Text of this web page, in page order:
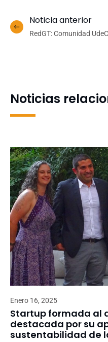
Noticia anterior
RedGT: Comunidad UdeC
Noticias
Enero 16, 2025
Startup formada al
destacada por su
sustentabilidad de